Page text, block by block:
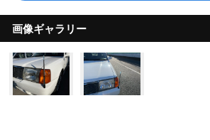
画像ギャラリー